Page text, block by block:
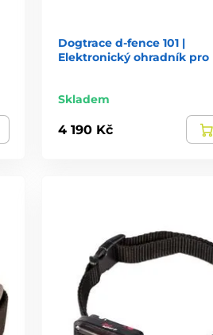
Dogtrace d‑fence 101 |
Elektronický ohradník pro
Skladem
4 190 Kč